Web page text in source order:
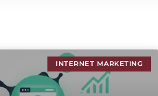
INTERNET MARKETING